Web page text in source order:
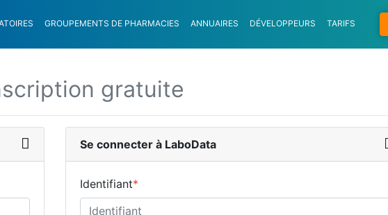
GROUPEMENTS DE PHARMACIES ANNUAIRES DÉVELOPPEURS TARIFS
gratuite
Se connecter à LaboData
Identifiant*